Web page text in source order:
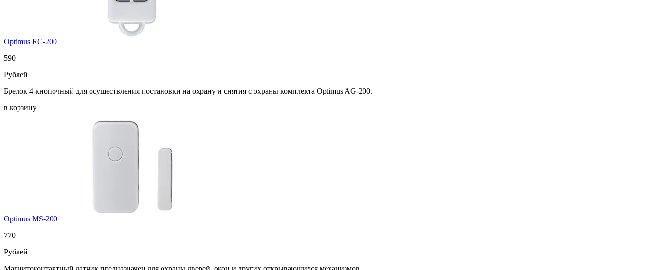
Optimus RC-200
590
Рублей
Брелок 4-кнопочный для осуществления постановки на охрану и снятия с охраны комплекта Optimus AG-200.
в корзину
Optimus MS-200
770
Рублей